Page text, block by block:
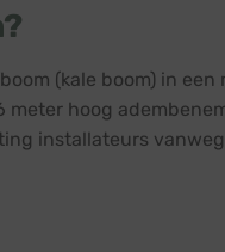
(kale boom) in
meter hoog
installateurs